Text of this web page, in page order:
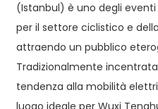
(Istanbul) è uno degli
per il settore ciclistico e
attraendo un pubblico
Tradizionalmente
tendenza alla mobilità